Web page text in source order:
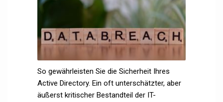
So gewährleisten Sie die Sicherheit Ihres
Active Directory. Ein oft unterschätzter, aber
äußerst kritischer Bestandteil der IT-